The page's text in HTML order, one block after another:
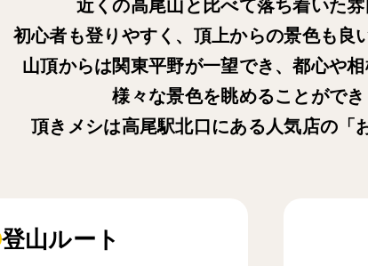
近くの高尾山と比べて落ち着いた雰
初心者も登りやすく、頂上からの景色も良
山頂からは関東平野が一望でき、都心や
様々な景色を眺めることができ
頂きメシは高尾駅北口にある人気店の「
登山ルート